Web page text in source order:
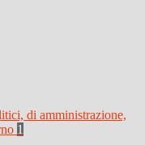
di amministrazione,
1